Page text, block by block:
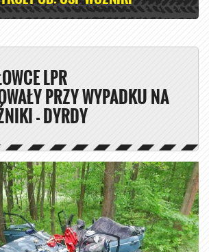
LPR
PRZY WYPADKU NA
- DYRDY